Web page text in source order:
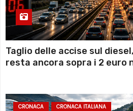
Taglio delle accise sul
resta ancora sopra i 2 euro
CRONACA CRONACA ITALIANA